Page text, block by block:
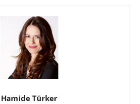
Hamide Türker